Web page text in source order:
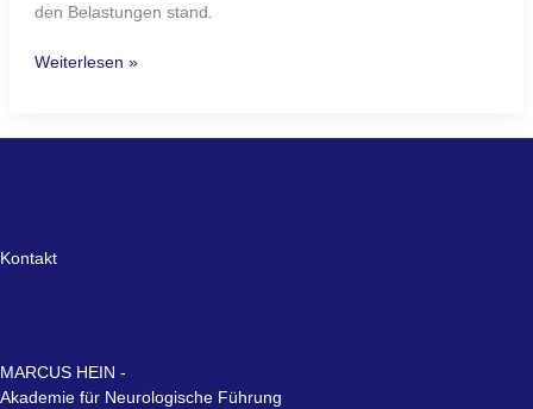
den Belastungen stand.
Weiterlesen »
Kontakt
MARCUS HEIN -
Akademie für Neurologische Führung